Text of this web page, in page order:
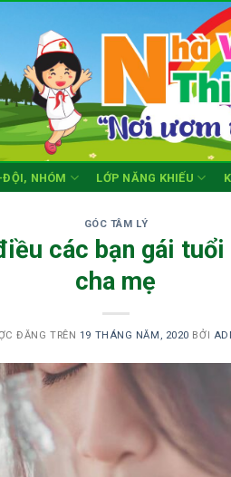
NHÓM LỚP NĂNG KHIẾU
GÓC TÂM LÝ
các bạn gái
cha mẹ
ĐĂNG TRÊN 19 THÁNG NĂM, 2020 BỞI